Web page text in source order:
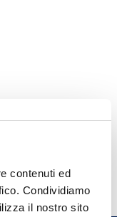
contenuti ed
Condividiamo
il nostro sito
e parla con